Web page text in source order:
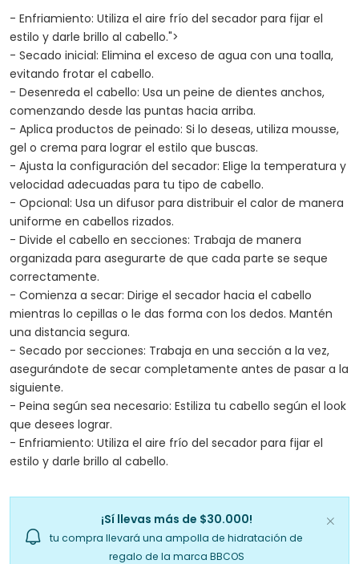
- Enfriamiento: Utiliza el aire frío del secador para fijar el
estilo y darle brillo al cabello.">
- Secado inicial: Elimina el exceso de agua con una toalla,
evitando frotar el cabello.
- Desenreda el cabello: Usa un peine de dientes anchos,
comenzando desde las puntas hacia arriba.
- Aplica productos de peinado: Si lo deseas, utiliza mousse,
gel o crema para lograr el estilo que buscas.
- Ajusta la configuración del secador: Elige la temperatura y
velocidad adecuadas para tu tipo de cabello.
- Opcional: Usa un difusor para distribuir el calor de manera
uniforme en cabellos rizados.
- Divide el cabello en secciones: Trabaja de manera
organizada para asegurarte de que cada parte se seque
correctamente.
- Comienza a secar: Dirige el secador hacia el cabello
mientras lo cepillas o le das forma con los dedos. Mantén
una distancia segura.
- Secado por secciones: Trabaja en una sección a la vez,
asegurándote de secar completamente antes de pasar a la
siguiente.
- Peina según sea necesario: Estiliza tu cabello según el look
que desees lograr.
- Enfriamiento: Utiliza el aire frío del secador para fijar el
estilo y darle brillo al cabello.
¡Sí llevas más de $30.000!
tu compra llevará una ampolla de hidratación de
regalo de la marca BBCOS